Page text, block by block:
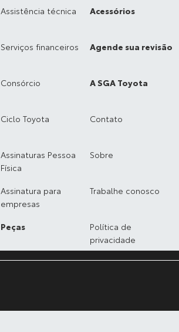
Assistência técnica
Serviços financeiros
Consórcio
Ciclo Toyota
Assinaturas Pessoa
Física
Assinatura para
empresas
Peças
Acessórios
Agende sua revisão
A SGA Toyota
Contato
Sobre
Trabalhe conosco
Política de
privacidade